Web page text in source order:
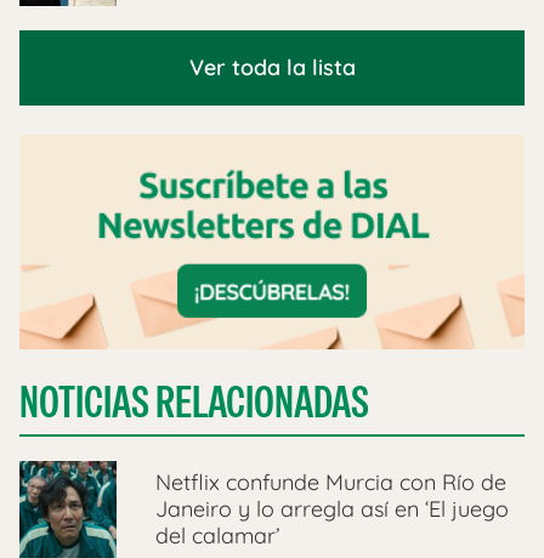
Ver toda la lista
NOTICIAS RELACIONADAS
Netflix confunde Murcia con Río de
Janeiro y lo arregla así en ‘El juego
del calamar’